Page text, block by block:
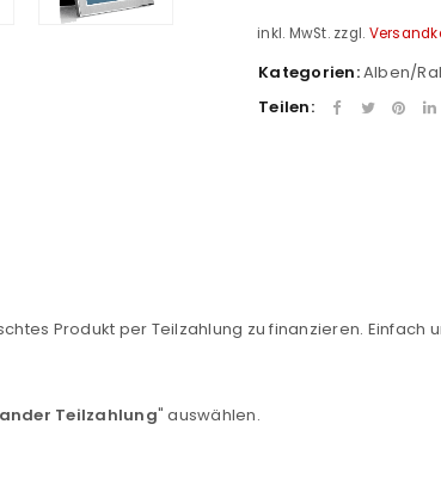
inkl. MwSt. zzgl.
Kategorien:Alben/
Teilen:
Produkt per Teilzahlung zu finanzieren. Einfach
Teilzahlung" auswählen.